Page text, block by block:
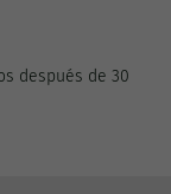
después de 30